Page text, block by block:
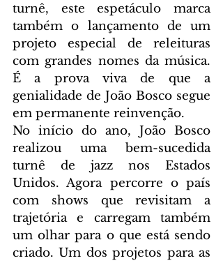
turnê, este espetáculo marca
também o lançamento de um
projeto especial de releituras
com grandes nomes da música.
É a prova viva de que a
genialidade de João Bosco segue
em permanente reinvenção.
No início do ano, João Bosco
realizou uma bem-sucedida
turnê de jazz nos Estados
Unidos. Agora percorre o país
com shows que revisitam a
trajetória e carregam também
um olhar para o que está sendo
criado. Um dos projetos para as